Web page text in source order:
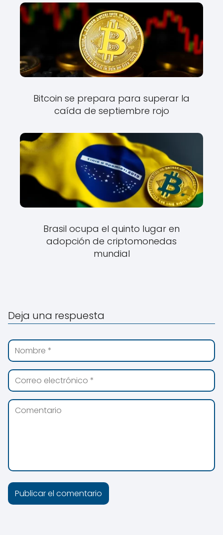
Bitcoin se prepara para superar la
caída de septiembre rojo
Brasil ocupa el quinto lugar en
adopción de criptomonedas
mundial
Deja una respuesta